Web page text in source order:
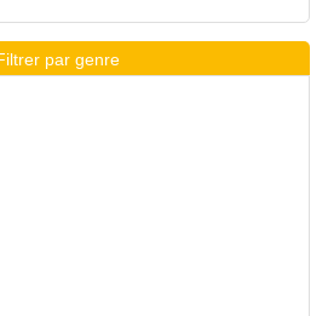
par genre